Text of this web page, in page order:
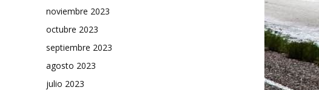
noviembre 2023
octubre 2023
septiembre 2023
agosto 2023
julio 2023